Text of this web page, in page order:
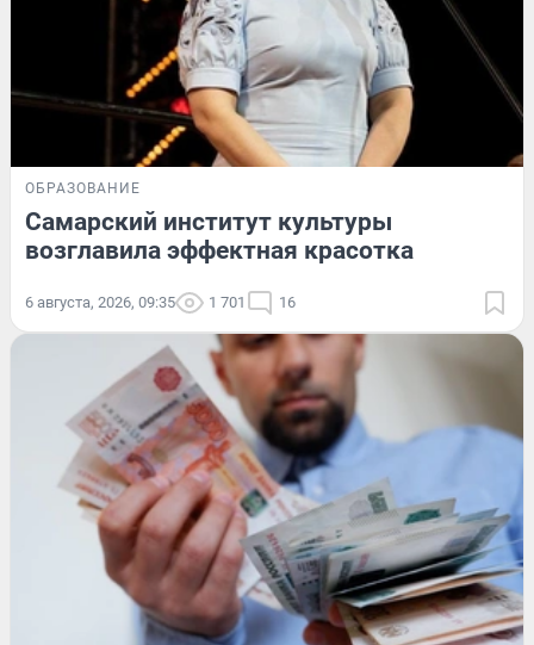
ОБРАЗОВАНИЕ
Самарский институт культуры
возглавила эффектная красотка
6 августа, 2026, 09:35 1 701 16